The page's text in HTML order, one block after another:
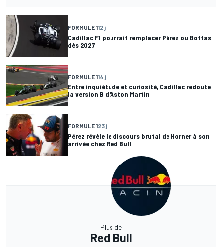
FORMULE 112 j
Cadillac F1 pourrait remplacer Pérez ou Bottas
dès 2027
FORMULE 114 j
Entre inquiétude et curiosité, Cadillac redoute
la version B d'Aston Martin
FORMULE 123 j
Pérez révèle le discours brutal de Horner à son
arrivée chez Red Bull
Plus de
Red Bull